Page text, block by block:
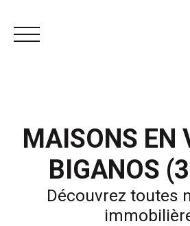
MAISONS EN
BIGANOS
Découvrez toutes